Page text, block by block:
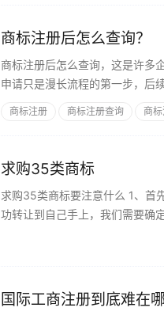
商标注册后怎么查询？
商标注册后怎么查询，这是许多
申请只是漫长流程的第一步，后
商标注册 商标注册查询 商
求购35类商标
求购35类商标要注意什么 1、首先我们需要寻找可靠的交易对手或者平台，避免遭受财产损失。 2、为确保商标能够成
功转让到自己手上，我们需要确